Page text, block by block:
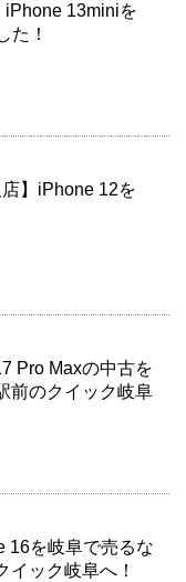
iPhone 13miniを
た！
店】iPhone 12を
Pro Maxの中古を
前のクイック岐阜
16を岐阜で売るな
イック岐阜へ！